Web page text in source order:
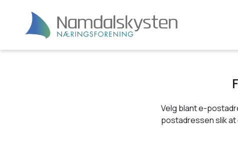
Velg blant e-
postadressen slik